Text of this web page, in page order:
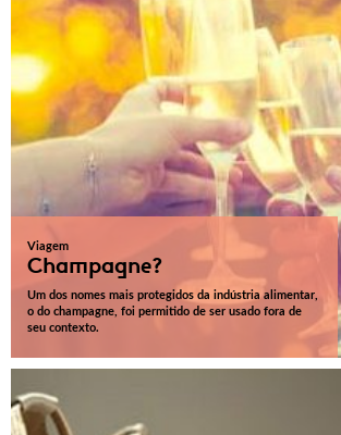
Viagem
Champagne?
Um dos nomes mais protegidos da indústria alimentar,
o do champagne, foi permitido de ser usado fora de
seu contexto.